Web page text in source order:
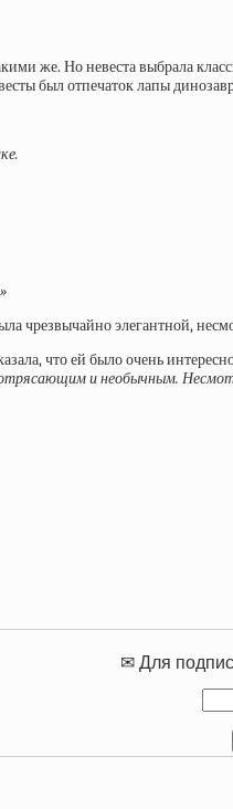
же. Но невеста выбрала
был отпечаток лапы
чрезвычайно элегантной,
что ей было очень
и необычным.
✉ Для